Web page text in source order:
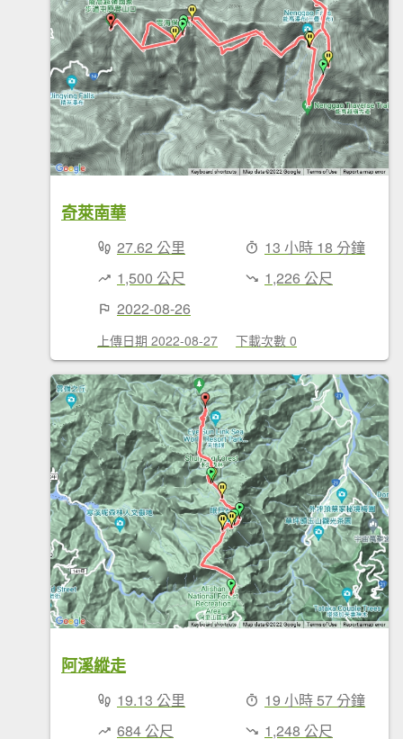
奇萊南華
27.62 公里
13 小時 18 分鐘
1,500 公尺
1,226 公尺
2022-08-26
上傳日期 2022-08-27 下載次數 0
阿溪縱走
19.13 公里
19 小時 57 分鐘
684 公尺
1,248 公尺